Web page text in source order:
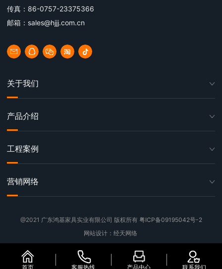
传真：86-0757-23375366
邮箱：sales@hjjj.com.cn
关于我们
产品介绍
工程案例
营销网络
@2021 广东鸿基家具实业有限公司 版权所有 粤ICP备09195042号-2
网站设计：经天网络
首页 客服热线 产品中心 联系我们